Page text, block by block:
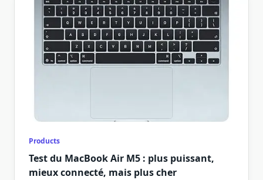
Products
Test du MacBook Air M5 : plus puissant,
mieux connecté, mais plus cher